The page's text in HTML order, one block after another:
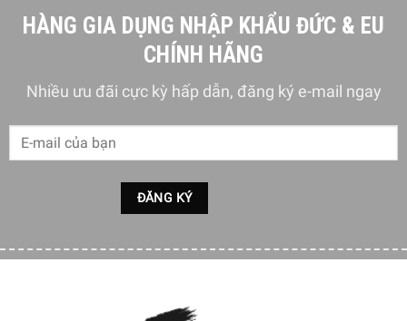
4 món đều được thiết kế có tay cầm làm bằng thép không
gỉ. Đặc điểm này giúp thớt được lấy ra, cất vào hộp đựng
rất dễ dàng và thuận tiện.
HÀNG GIA DỤNG NHẬP KHẨU ĐỨC & EU
CHÍNH HÃNG
Nhiều ưu đãi cực kỳ hấp dẫn, đăng ký e-mail ngay